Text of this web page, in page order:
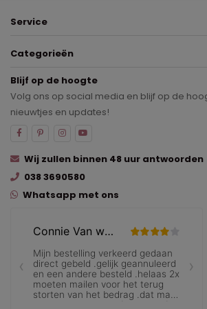
Service
Categorieën
Blijf op de hoogte
Volg ons op social media en blijf op de
nieuwtjes en updates!
Wij zullen binnen 48 uur antwoorden
038 3690580
Whatsapp met ons